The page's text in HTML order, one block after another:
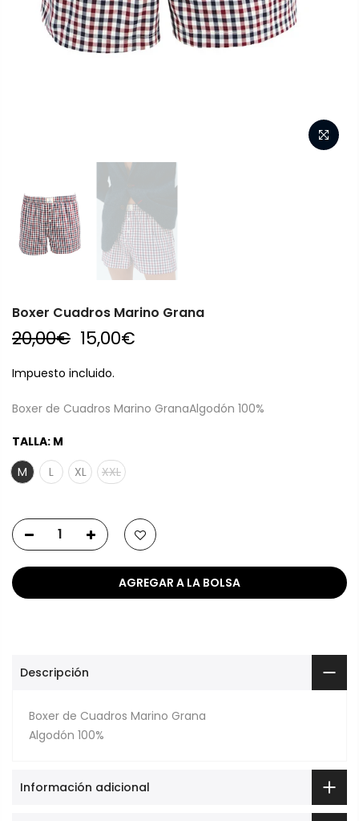
Boxer Cuadros Marino Grana
20,00€ 15,00€
Impuesto incluido.
Boxer de Cuadros Marino GranaAlgodón 100%
TALLA: M
M
L XL XXL
AGREGAR A LA BOLSA
Descripción
Boxer de Cuadros Marino Grana
Algodón 100%
Información adicional